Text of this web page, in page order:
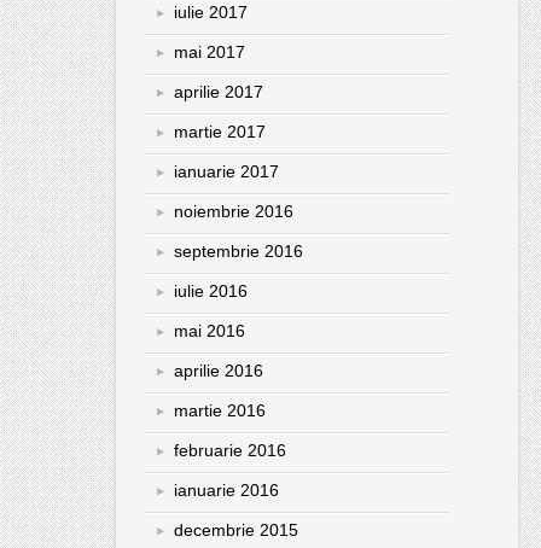
iulie 2017
mai 2017
aprilie 2017
martie 2017
ianuarie 2017
noiembrie 2016
septembrie 2016
iulie 2016
mai 2016
aprilie 2016
martie 2016
februarie 2016
ianuarie 2016
decembrie 2015